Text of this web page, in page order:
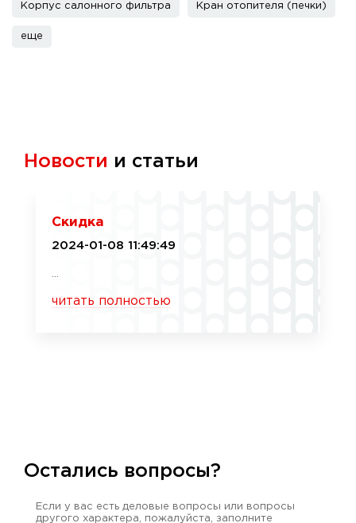
Корпус салонного фильтра Кран отопителя (печки)
еще
Новости и статьи
Скидка
2024-01-08 11:49:49
читать полностью
Остались вопросы?
Если у вас есть деловые вопросы или вопросы
другого характера, пожалуйста, заполните